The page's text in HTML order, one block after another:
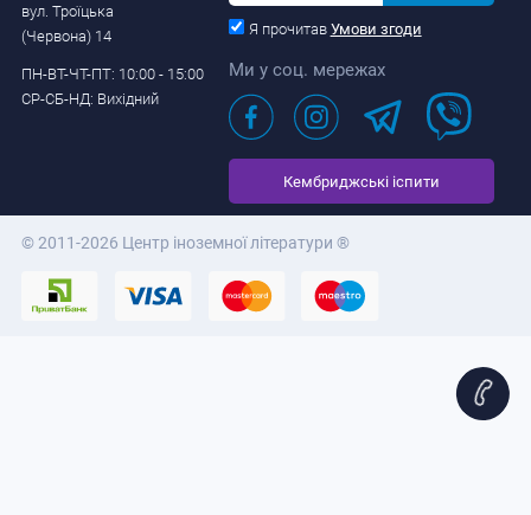
вул. Троїцька
(Червона) 14
ПН-ВТ-ЧТ-ПТ: 10:00 - 15:00
СР-СБ-НД: Вихідний
Я прочитав Умови згоди
Ми у соц. мережах
Кембриджські іспити
© 2011-2026 Центр іноземної літератури ®